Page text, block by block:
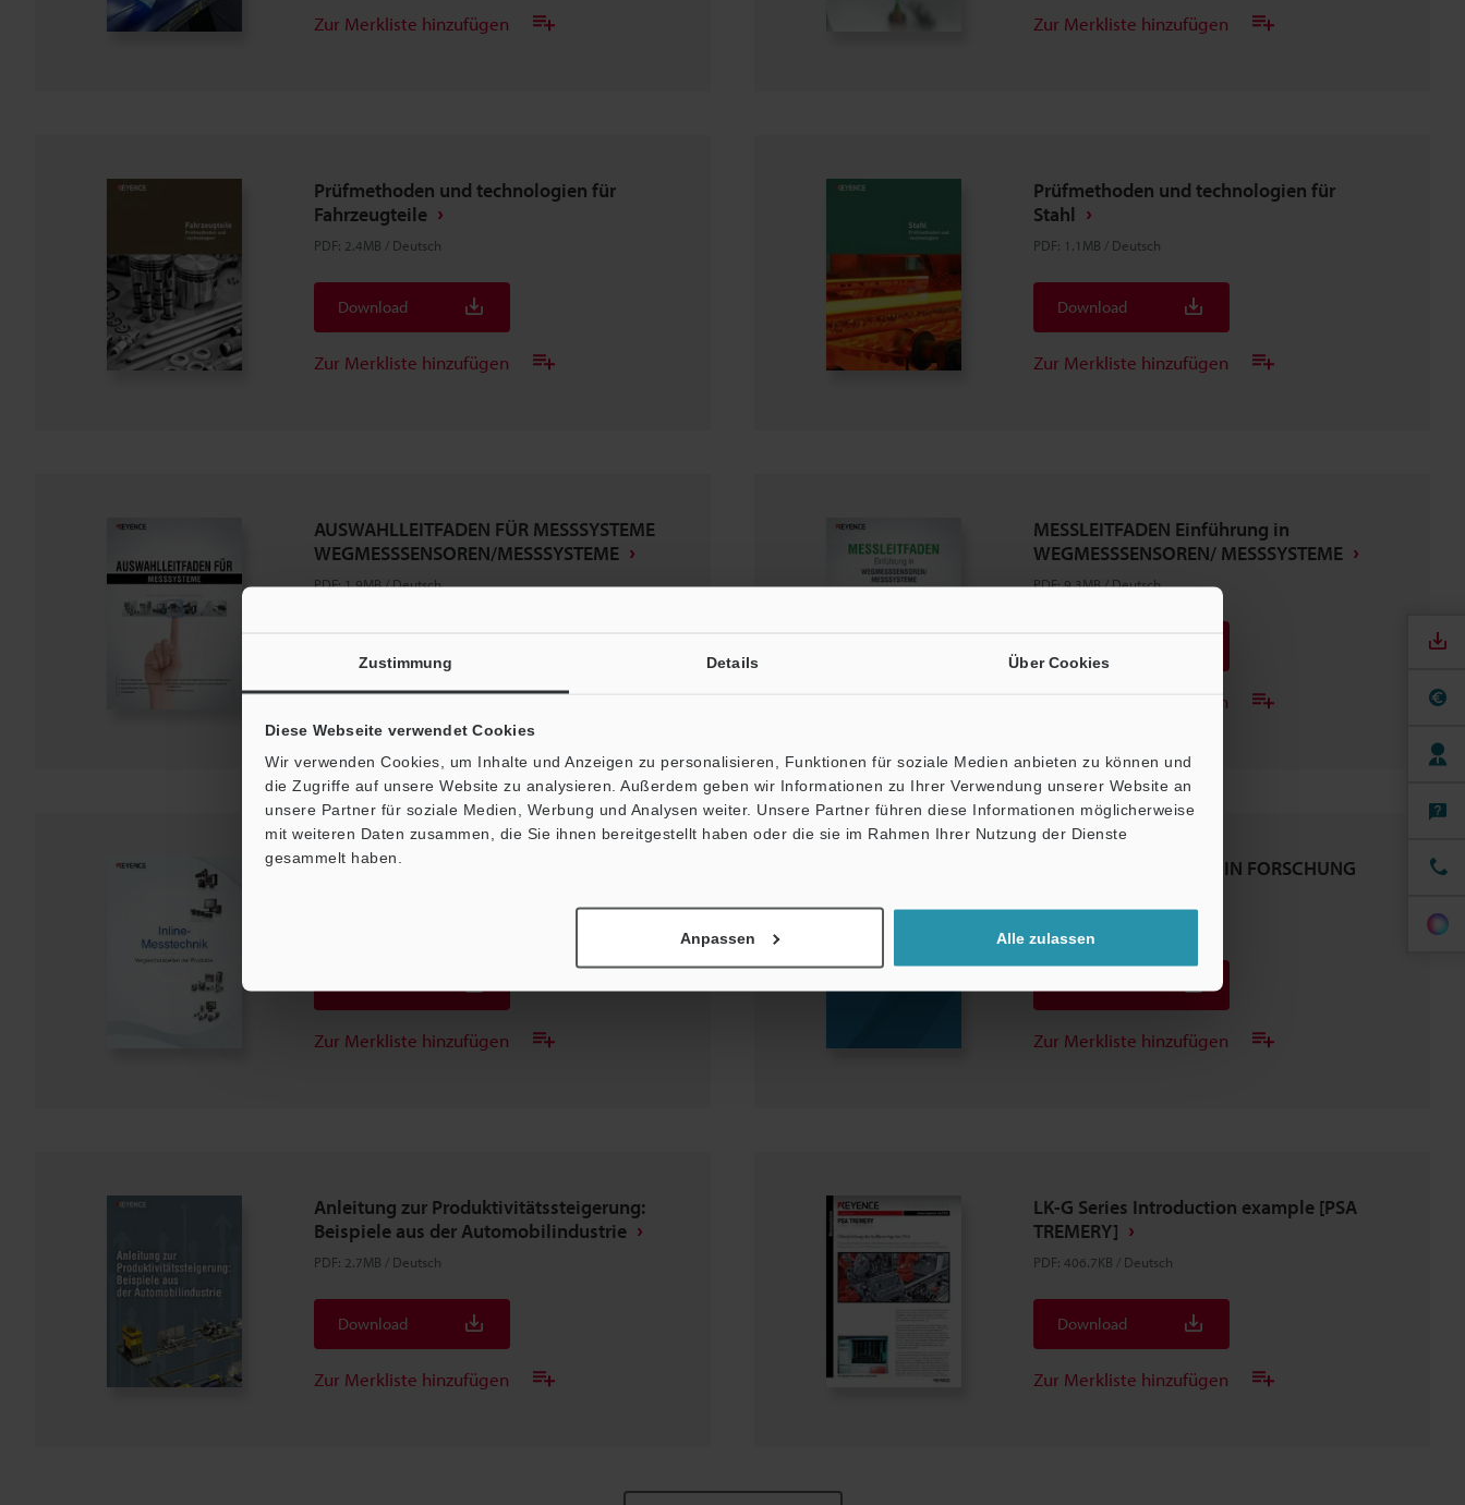
Zustimmung Details Über Cookies
Diese Webseite verwendet Cookies
Wir verwenden Cookies, um Inhalte und Anzeigen zu personalisieren, Funktionen für soziale Medien anbieten zu können und
die Zugriffe auf unsere Website zu analysieren. Außerdem geben wir Informationen zu Ihrer Verwendung unserer Website an
unsere Partner für soziale Medien, Werbung und Analysen weiter. Unsere Partner führen diese Informationen möglicherweise
mit weiteren Daten zusammen, die Sie ihnen bereitgestellt haben oder die sie im Rahmen Ihrer Nutzung der Dienste
gesammelt haben.
Anpassen Alle zulassen
Zur Merkliste hinzufügen Zur Merkliste hinzufügen
Prüfmethoden und technologien für
Fahrzeugteile
PDF: 2.4MB / Deutsch
Download
Zur Merkliste hinzufügen
Prüfmethoden und technologien für
Stahl
PDF: 1.1MB / Deutsch
Download
Zur Merkliste hinzufügen
AUSWAHLLEITFADEN FÜR MESSSYSTEME
WEGMESSSENSOREN/MESSSYSTEME
PDF:1.9MB/Deutsch
Zur Merkliste hinzufügen
MESSLEITFADEN Einführung in
WEGMESSSENSOREN/ MESSSYSTEME
PDF:9.3MB/Deutsch
Zur Merkliste hinzufügen
Inline-Messtechnik [Vergleichstabellen
Zur Merkliste hinzufügen
MESSANWENDUNGEN IN FORSCHUNG
Zur Merkliste hinzufügen
Anleitung zur Produktivitätssteigerung:
Beispiele aus der Automobilindustrie
PDF: 2.7MB / Deutsch
Download
Zur Merkliste hinzufügen
LK-G Series Introduction example [PSA
TREMERY]
PDF: 406.7KB / Deutsch
Download
Zur Merkliste hinzufügen